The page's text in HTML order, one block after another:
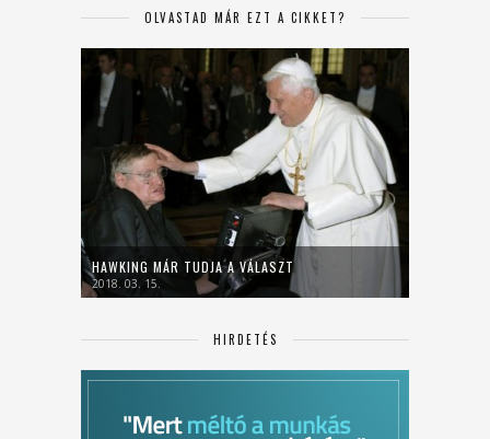
OLVASTAD MÁR EZT A CIKKET?
HAWKING MÁR TUDJA A VÁLASZT
2018. 03. 15.
HIRDETÉS